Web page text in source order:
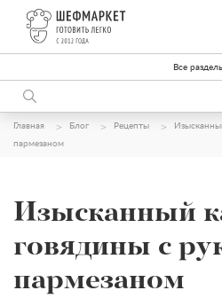
Все
Главная Блог Рецепты
пармезаном
Изысканный
говядины с
пармезаном